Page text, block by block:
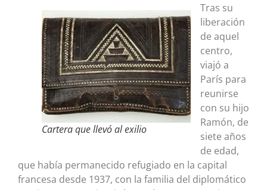
Cartera que llevó al exilio
Tras su
liberación
de aquel
centro,
viajó a
París para
reunirse
con su hijo
Ramón, de
siete años
de edad,
que había permanecido refugiado en la capital
francesa desde 1937, con la familia del diplomático